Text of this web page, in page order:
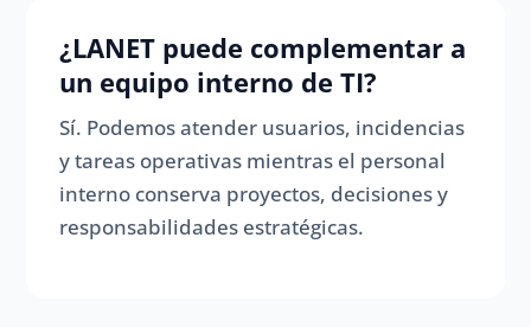
¿LANET puede complementar a
un equipo interno de TI?
Sí. Podemos atender usuarios, incidencias
y tareas operativas mientras el personal
interno conserva proyectos, decisiones y
responsabilidades estratégicas.